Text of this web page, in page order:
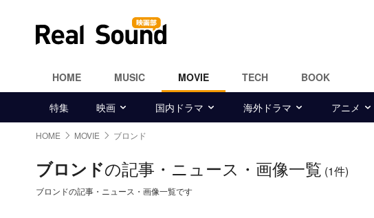
HOME MUSIC MOVIE TECH BOOK
特集 映画 国内ドラマ 海外ドラマ アニメ
HOME MOVIE ブロンド
ブロンドの記事・ニュース・画像一覧 (1件)
ブロンドの記事・ニュース・画像一覧です